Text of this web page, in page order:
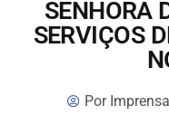
SENHORA
SERVIÇOS
Por